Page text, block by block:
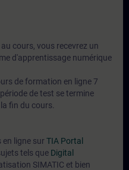
cours, vous recevrez un
d'apprentissage numérique
de formation en ligne 7
de test se termine
fin du cours.
ligne surTIA Portal
tels que Digital
SIMATIC et bien